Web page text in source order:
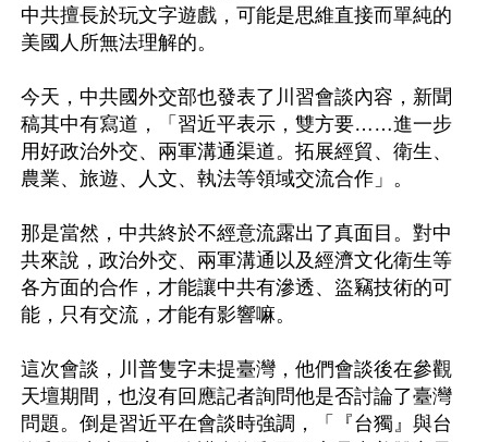
中共擅長於玩文字遊戲，可能是思維直接而單純的
美國人所無法理解的。
今天，中共國外交部也發表了川習會談內容，新聞
稿其中有寫道，「習近平表示，雙方要……進一步
用好政治外交、兩軍溝通渠道。拓展經貿、衛生、
農業、旅遊、人文、執法等領域交流合作」。
那是當然，中共終於不經意流露出了真面目。對中
共來說，政治外交、兩軍溝通以及經濟文化衛生等
各方面的合作，才能讓中共有滲透、盜竊技術的可
能，只有交流，才能有影響嘛。
這次會談，川普隻字未提臺灣，他們會談後在參觀
天壇期間，也沒有回應記者詢問他是否討論了臺灣
問題。倒是習近平在會談時強調，「『台獨』與台